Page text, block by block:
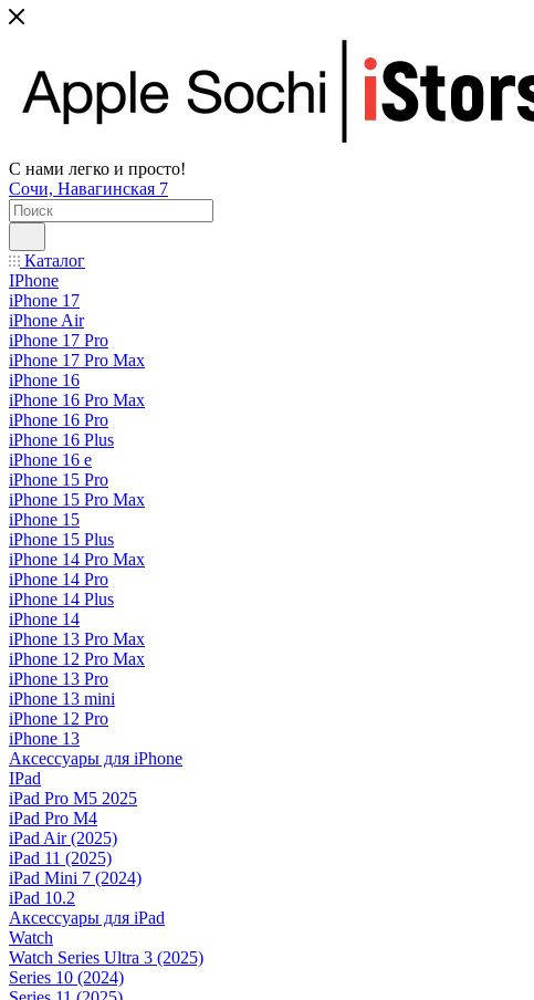
С нами легко и просто!
Сочи, Навагинская 7
Каталог
IPhone
iPhone 17
iPhone Air
iPhone 17 Pro
iPhone 17 Pro Max
iPhone 16
iPhone 16 Pro Max
iPhone 16 Pro
iPhone 16 Plus
iPhone 16 e
iPhone 15 Pro
iPhone 15 Pro Max
iPhone 15
iPhone 15 Plus
iPhone 14 Pro Max
iPhone 14 Pro
iPhone 14 Plus
iPhone 14
iPhone 13 Pro Max
iPhone 12 Pro Max
iPhone 13 Pro
iPhone 13 mini
iPhone 12 Pro
iPhone 13
Аксессуары для iPhone
IPad
iPad Pro M5 2025
iPad Pro M4
iPad Air (2025)
iPad 11 (2025)
iPad Mini 7 (2024)
iPad 10.2
Аксессуары для iPad
Watch
Watch Series Ultra 3 (2025)
Series 10 (2024)